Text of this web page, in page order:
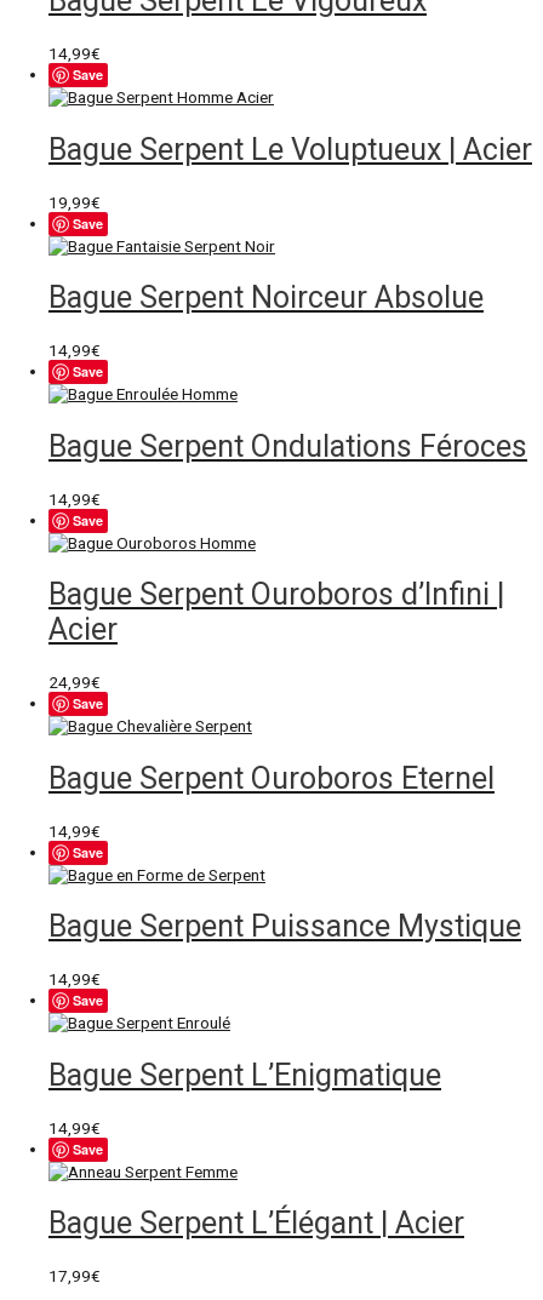
14,99€
Save
Bague Serpent Le Voluptueux | Acier
19,99€
Save
Bague Serpent Noirceur Absolue
14,99€
Save
Bague Serpent Ondulations Féroces
14,99€
Save
Bague Serpent Ouroboros d’Infini |
Acier
24,99€
Save
Bague Serpent Ouroboros Eternel
14,99€
Save
Bague Serpent Puissance Mystique
14,99€
Save
Bague Serpent L’Enigmatique
14,99€
Save
Bague Serpent L’Élégant | Acier
17,99€